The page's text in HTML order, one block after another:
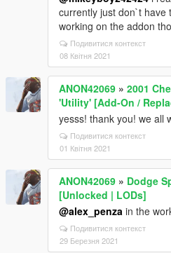
currently just don`t have
working on the addon
Подивитися контекст
08 Квітня 2021
ANON42069 » 2001
'Utility' [Add-On /
yesss! thank you! we all
Подивитися контекст
01 Квітня 2021
ANON42069 » Dodge
[Unlocked | LODs]
@alex_penza in the
Подивитися контекст
29 Березня 2021